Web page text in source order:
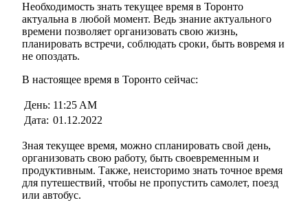
Необходимость знать текущее время в Торонто
актуальна в любой момент. Ведь знание актуального
времени позволяет организовать свою жизнь,
планировать встречи, соблюдать сроки, быть вовремя и
не опоздать.
В настоящее время в Торонто сейчас:
День: 11:25 AM
Дата: 01.12.2022
Зная текущее время, можно спланировать свой день,
организовать свою работу, быть своевременным и
продуктивным. Также, неисторимо знать точное время
для путешествий, чтобы не пропустить самолет, поезд
или автобус.